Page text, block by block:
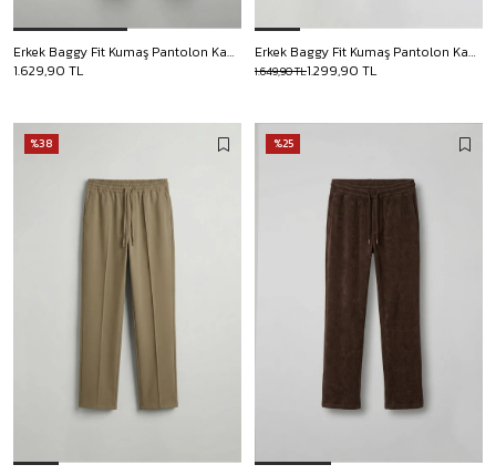
Erkek Baggy Fit Kumaş Pantolon Kahverengi
1.629,90 TL
Erkek Baggy Fit Kumaş Pantolon Kahve
1.299,90 TL
1.649,90 TL
%38 %25